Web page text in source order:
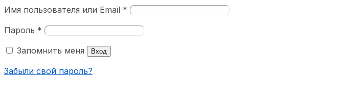
Имя пользователя или Email *
Пароль *
Запомнить меня
Вход
Забыли свой пароль?